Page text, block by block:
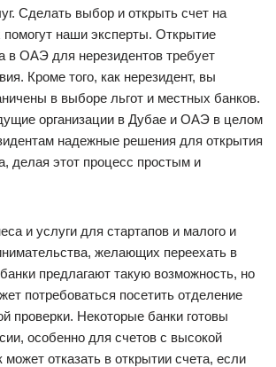
Сделать выбор и открыть счет на
наши эксперты. Открытие
в ОАЭ для нерезидентов требует
Кроме того, как нерезидент, вы
в выборе льгот и местных банков.
организации в Дубае и ОАЭ в целом
надежные решения для открытия
делая этот процесс простым и
и услуги для стартапов и малого и
желающих переехать в
предлагают такую возможность, но
потребоваться посетить отделение
проверки. Некоторые банки готовы
особенно для счетов с высокой
отказать в открытии счета, если